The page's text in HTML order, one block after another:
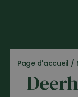
Page d'accueil /